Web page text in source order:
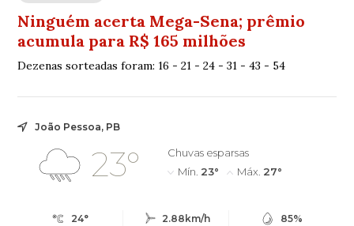
Ninguém acerta Mega-Sena; prêmio
acumula para R$ 165 milhões
Dezenas sorteadas foram: 16 - 21 - 24 - 31 - 43 - 54
João Pessoa, PB
23°
Chuvas esparsas
Mín. 23° Máx. 27°
24° 2.88km/h 85%